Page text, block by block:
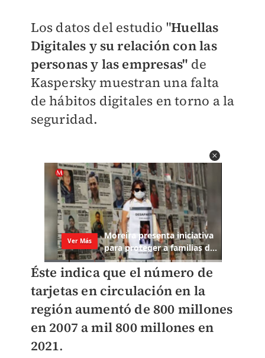
Los datos del estudio "Huellas
Digitales y su relación con las
personas y las empresas" de
Kaspersky muestran una falta
de hábitos digitales en torno a la
seguridad.
Éste indica que el número de
tarjetas en circulación en la
región aumentó de 800 millones
en 2007 a mil 800 millones en
2021.